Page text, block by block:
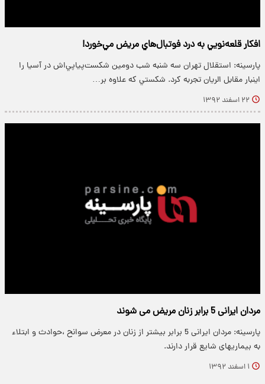
افكار قلعه‌نويي به درد فوتبال‌هاي مريض مي‌خورد!
پارسینه: استقلال تهران سه شنبه شب دومين شكست‌پياپي‌اش در آسيا را
اينبار مقابل الريان تجربه كرد. شكستي كه علاوه بر…
۲۲ اسفند ۱۳۹۲
مردان ايرانی 5 برابر زنان مریض می شوند
پارسینه: مردان ایرانی 5 برابر بیشتر از زنان در معرض سوانح ،حوادث و ابتلاء
به بیماریهای شایع قرار دارند.
۱ اسفند ۱۳۹۲